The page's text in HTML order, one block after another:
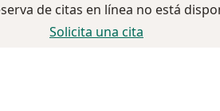
de citas en línea no está
Solicita una cita